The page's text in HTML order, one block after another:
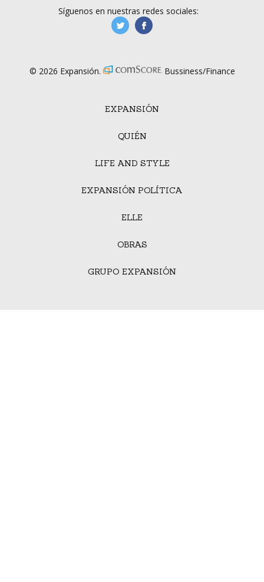
EXPANSIÓN
QUIÉN
LIFE AND STYLE
EXPANSIÓN POLÍTICA
ELLE
OBRAS
GRUPO EXPANSIÓN
Síguenos en nuestras redes sociales:
manufacturaGE
© 2026 Expansión. Bussiness/Finance